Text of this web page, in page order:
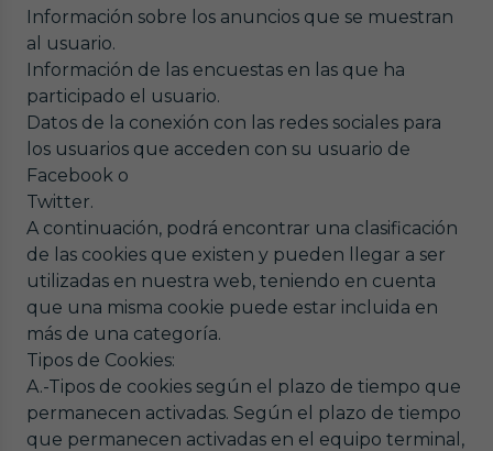
Información sobre los anuncios que se muestran
al usuario.
Información de las encuestas en las que ha
participado el usuario.
Datos de la conexión con las redes sociales para
los usuarios que acceden con su usuario de
Facebook o
Twitter.
A continuación, podrá encontrar una clasificación
de las cookies que existen y pueden llegar a ser
utilizadas en nuestra web, teniendo en cuenta
que una misma cookie puede estar incluida en
más de una categoría.
Tipos de Cookies:
A.-Tipos de cookies según el plazo de tiempo que
permanecen activadas. Según el plazo de tiempo
que permanecen activadas en el equipo terminal,